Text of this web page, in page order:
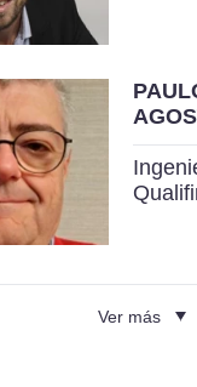
Ver más